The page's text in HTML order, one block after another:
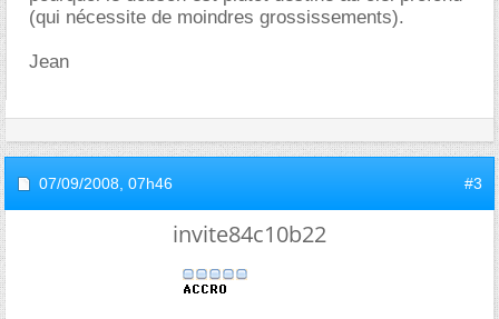
(qui nécessite de moindres grossissements).
Jean
07/09/2008, 07h46 #3
invite84c10b22